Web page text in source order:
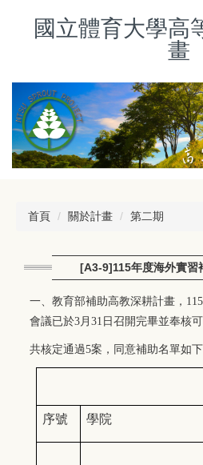
區
國立體育大學高
畫
首頁 關於計畫 第二期
[A3-9]115年度海外實習
一、教育部補助高教深耕計畫，
會議已於3月31日召開完畢並奉核可
共核定通過5案，同意補助名單如下
序號 學院